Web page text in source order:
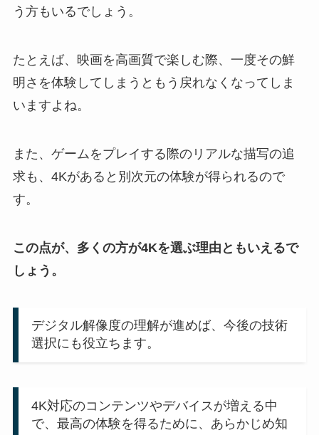
う方もいるでしょう。
たとえば、映画を高画質で楽しむ際、一度その鮮
明さを体験してしまうともう戻れなくなってしま
いますよね。
また、ゲームをプレイする際のリアルな描写の追
求も、4Kがあると別次元の体験が得られるので
す。
この点が、多くの方が4Kを選ぶ理由ともいえるで
しょう。
デジタル解像度の理解が進めば、今後の技術
選択にも役立ちます。
4K対応のコンテンツやデバイスが増える中
で、最高の体験を得るために、あらかじめ知